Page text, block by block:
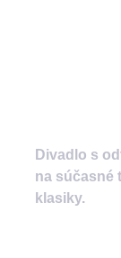
Divadlo s
na súčasné
klasiky.